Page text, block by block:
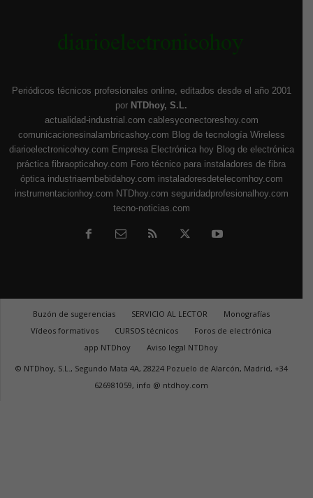
Periódicos técnicos profesionales online, editados desde el año 2001
por NTDhoy, S.L.
actualidad-industrial.com cablesyconectoreshoy.com
comunicacionesinalambricashoy.com Blog de tecnología Wireless
diarioelectronicohoy.com Empresa Electrónica hoy Blog de electrónica
práctica fibraopticahoy.com Foro técnico para instaladores de fibra
óptica industriaembebidahoy.com instaladoresdetelecomhoy.com
instrumentacionhoy.com NTDhoy.com seguridadprofesionalhoy.com
tecno-noticias.com
Buzón de sugerencias SERVICIO AL LECTOR
Monografías
Vídeos formativos
CURSOS técnicos
Foros de electrónica
app NTDhoy
Aviso legal NTDhoy
© NTDhoy, S.L., Segundo Mata 4A, 28224 Pozuelo de Alarcón, Madrid, +34
626981059, info @ ntdhoy.com